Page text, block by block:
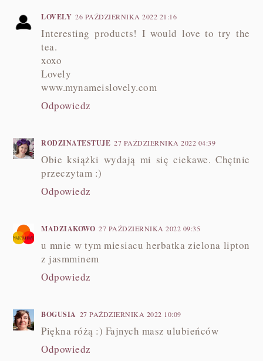
LOVELY 26 PAŹDZIERNIKA 2022 21:16
Interesting products! I would love to try the
tea.
xoxo
Lovely
www.mynameislovely.com
Odpowiedz
RODZINATESTUJE 27 PAŹDZIERNIKA 2022 04:39
Obie książki wydają mi się ciekawe. Chętnie
przeczytam :)
Odpowiedz
MADZIAKOWO 27 PAŹDZIERNIKA 2022 09:35
u mnie w tym miesiacu herbatka zielona lipton
z jasmminem
Odpowiedz
BOGUSIA 27 PAŹDZIERNIKA 2022 10:09
Piękna różą :) Fajnych masz ulubieńców
Odpowiedz